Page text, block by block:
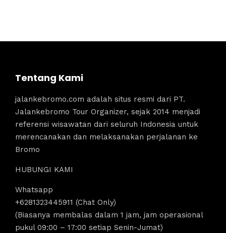
Tentang Kami
jalankebromo.com adalah situs resmi dari PT.
Jalankebromo Tour Organizer, sejak 2014 menjadi
referensi wisawatan dari seluruh Indonesia untuk
merencanakan dan melaksanakan perjalanan ke
Bromo
HUBUNGI KAMI
Whatsapp
+6281323445911 (Chat Only)
(Biasanya membalas dalam 1 jam, jam operasional
pukul 09:00 – 17:00 setiap Senin-Jumat)